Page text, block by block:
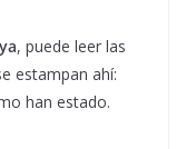
, puede leer las
estampan ahí:
han estado.